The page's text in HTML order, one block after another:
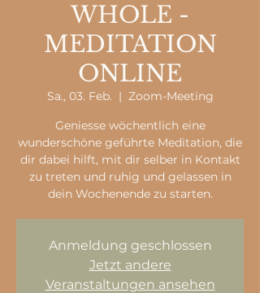
WHOLE -
MEDITATION
ONLINE
Sa., 03. Feb.
  |
Zoom-Meeting
Geniesse wöchentlich eine
wunderschöne geführte Meditation, die
dir dabei hilft, mit dir selber in Kontakt
zu treten und ruhig und gelassen in
dein Wochenende zu starten.
Anmeldung geschlossen
Jetzt andere
Veranstaltungen ansehen